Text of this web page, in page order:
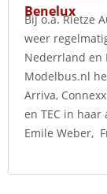
Benelux
Bij o.a. Rietze
weer
Nederrland en
Modelbus.nl
Arriva,
en TEC in
Emile Weber,